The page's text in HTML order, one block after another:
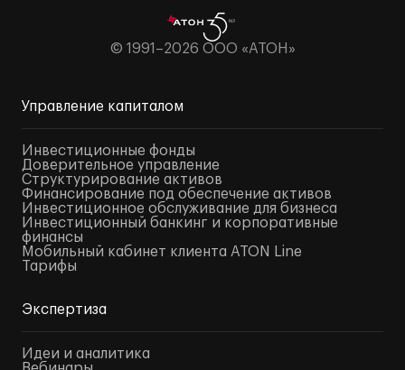
© 1991–2026 ООО «АТОН»
Управление капиталом
Инвестиционные фонды
Доверительное управление
Структурирование активов
Финансирование под обеспечение активов
Инвестиционное обслуживание для бизнеса
Инвестиционный банкинг и корпоративные
финансы
Мобильный кабинет клиента ATON Line
Тарифы
Экспертиза
Идеи и аналитика